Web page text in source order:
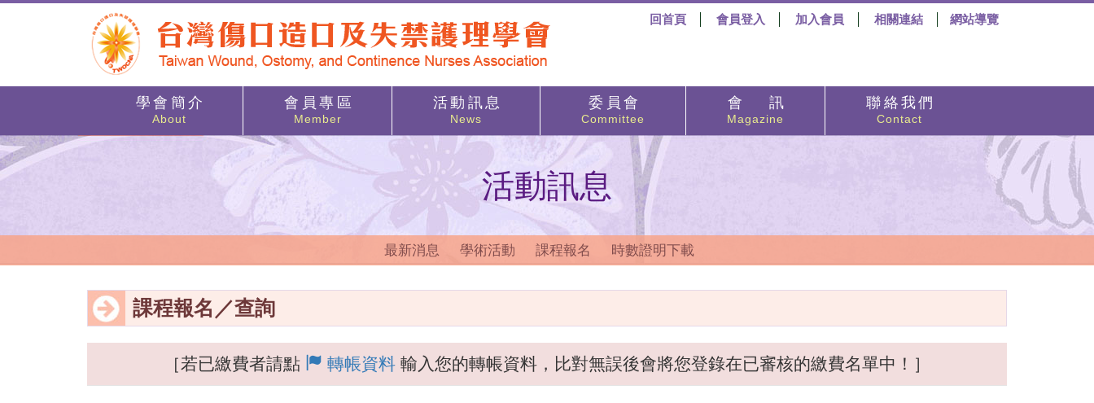
回首頁 會員登入 加入會員 相關連結 網站導覽
學 會 簡 介
About
會 員 專 區
Member
活 動 訊 息
News
委 員 會
Committee
會 訊
Magazine
聯 絡 我 們
Contact
活動訊息
最新消息 學術活動 課程報名 時數證明下載
課程報名／查詢
［若已繳費者請點 轉帳資料 輸入您的轉帳資料，比對無誤後會將您登錄在已審核的繳費名單中！］